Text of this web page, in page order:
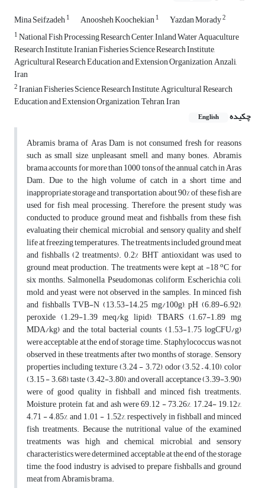
Mina Seifzadeh1 Anoosheh Koochekian1 Yazdan Morady2
1National Fish Processing Research Center, Inland Water Aquaculture
Research Institute, Iranian Fisheries Science Research Institute,
Agricultural Research Education and Extension Organization, Anzali,
Iran
2Iranian Fisheries Science Research Institute, Agricultural Research
Education and Extension Organization, Tehran, Iran
چکیده
English
Abramis bramaof Aras Dam is not consumed fresh for reasons
such as small size, unpleasant smell, and many bones. Abramis
brama accounts for more than 1000 tons of the annual catch in Aras
Dam. Due to the high volume of catch in a short time and
inappropriate storage and transportation, about 90% of these fish are
used for fish meal processing. Therefore, the present study was
conducted to produce ground meat and fishballs from these fish,
evaluating their chemical, microbial, and sensory quality and shelf
life at freezing temperatures. The treatments included ground meat
and fishballs (2 treatments). 0.2% BHT antioxidant was used to
ground meat production. The treatments were kept at -18oC for
six months. Salmonella, Pseudomonas, coliform, Escherichia coli,
mold, and yeast were not observed in the samples. In minced fish
and fishballs TVB-N (13.53-14.25 mg/100g), pH (6.89-6.92),
peroxide (1.29-1.39meq/kg lipid), TBARS (1.67-1.89mg
MDA/kg) and the total bacterial counts (1.53-1.75 logCFU/g)
were acceptable at the end of storage time. Staphylococcus was not
observed in these treatments after two months of storage.Sensory
properties including texture (3.24 - 3.72), odor (3.52 – 4.10), color
(3.15 - 3.68), taste (3.42-3.80), and overall acceptance (3.39-3.90)
were of good quality in fishball and minced fish treatments.
Moisture, protein, fat, and ash were 69.12 - 73.26%, 17.24- 19.12%,
4.71 - 4.85%, and 1.01 - 1.52%, respectively in fishball and minced
fish treatments. Because the nutritional value of the examined
treatments was high, and chemical, microbial, and sensory
characteristics were determined acceptable at the end of the storage
time, the food industry is advised to prepare fishballs and ground
meat from Abramis brama.